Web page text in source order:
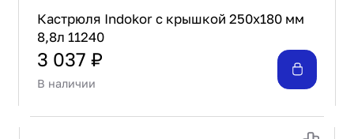
Кастрюля Indokor с крышкой 250х180 мм
8,8л 11240
3 037 ₽
В наличии